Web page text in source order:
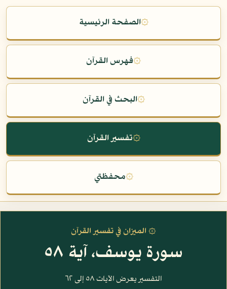
۞الصفحة الرئيسية
۞فهرس القرآن
۞البحث في القرآن
۞تفسير القرآن
۞محفظتي
۞ الميزان في تفسير القرآن
سورة يوسف، آية ٥٨
التفسير يعرض الآيات ٥٨ إلى ٦٢